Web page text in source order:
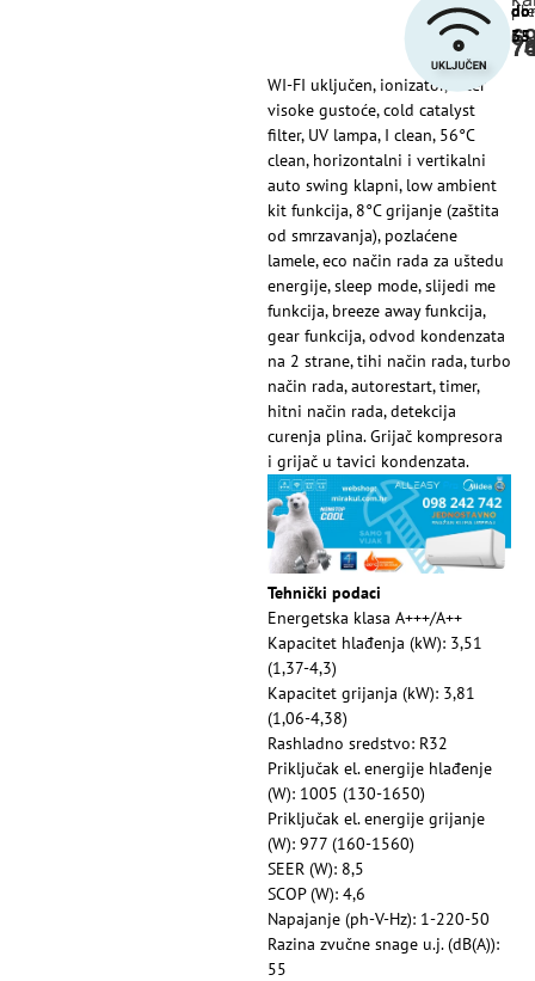
do
35
WI-FI uključen, ionizator, filter
visoke gustoće, cold catalyst
filter, UV lampa, I clean, 56°C
clean, horizontalni i vertikalni
auto swing klapni, low ambient
kit funkcija, 8°C grijanje (zaštita
od smrzavanja), pozlaćene
lamele, eco način rada za uštedu
energije, sleep mode, slijedi me
funkcija, breeze away funkcija,
gear funkcija, odvod kondenzata
na 2 strane, tihi način rada, turbo
način rada, autorestart, timer,
hitni način rada, detekcija
curenja plina. Grijač kompresora
i grijač u tavici kondenzata.
Tehnički podaci
Energetska klasa A+++/A++
Kapacitet hlađenja (kW): 3,51
(1,37-4,3)
Kapacitet grijanja (kW): 3,81
(1,06-4,38)
Rashladno sredstvo: R32
Priključak el. energije hlađenje
(W): 1005 (130-1650)
Priključak el. energije grijanje
(W): 977 (160-1560)
SEER (W): 8,5
SCOP (W): 4,6
Napajanje (ph-V-Hz): 1-220-50
Razina zvučne snage u.j. (dB(A)):
55